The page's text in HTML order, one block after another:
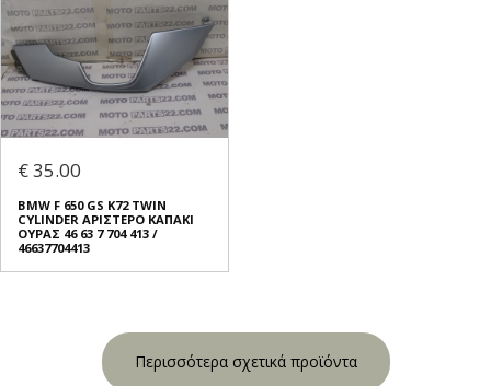
€ 35.00
BMW F 650 GS K72 TWIN
CYLINDER ΑΡΙΣΤΕΡΟ ΚΑΠΑΚΙ
ΟΥΡΑΣ 46 63 7 704 413 /
46637704413
Περισσότερα σχετικά προϊόντα